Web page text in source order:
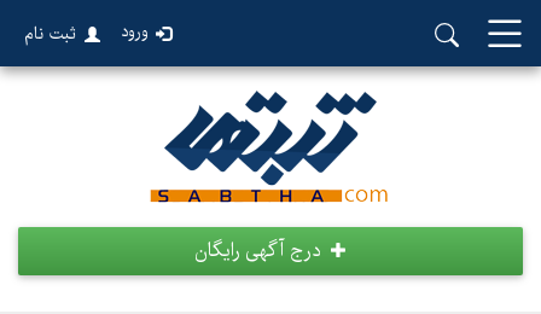
ورود ثبت نام
درج آگهی رایگان